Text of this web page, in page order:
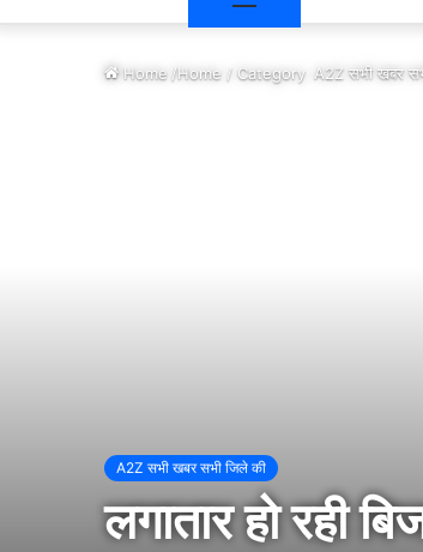
Home /Home / Category A2Z सभी खबर
A2Z सभी खबर सभी जिले की
लगातार हो रही